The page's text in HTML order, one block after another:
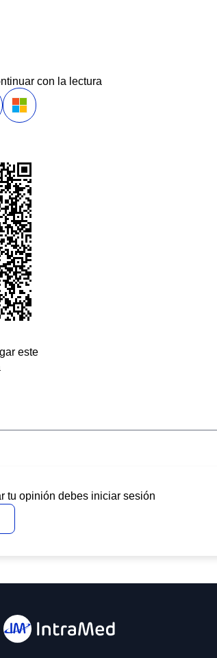
con la lectura
este
tu opinión debes iniciar sesión